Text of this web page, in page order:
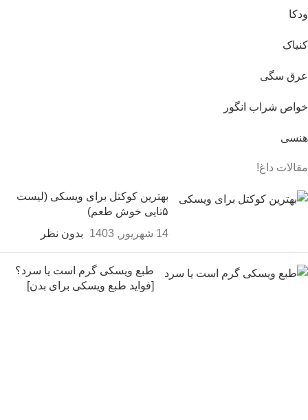
ودکا
کنیاک
عرق سگی
خواص شراب انگور
هنسی
مقالات داغ!
بهترین کوکتل برای ویسکی (لیست
۵تایی خوش طعم)
14 شهریور, 1403
بدون نظر
طبع ویسکی گرم است یا سرد؟
[فواید طبع ویسکی برای بدن]